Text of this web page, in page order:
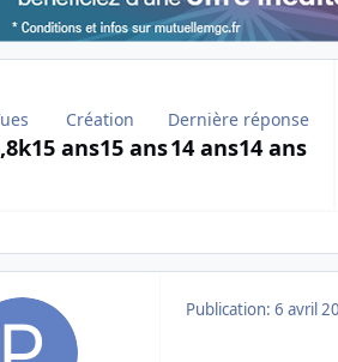
Création
15 ans15 ans
Dernière réponse
14 ans14 ans
Publication: 6 avril